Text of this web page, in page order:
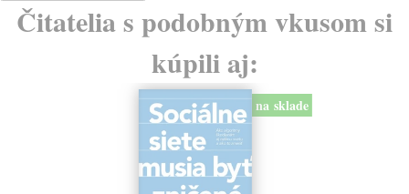
Čitatelia s podobným vkusom si
kúpili aj:
na sklade